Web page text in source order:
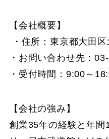
【会社概要】
・住所：東京都大田
・お問い合わせ先：
・受付時間：9:00～
【会社の強み】
創業35年の経験と年間